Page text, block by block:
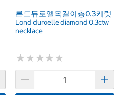
론드듀로엘목걸이총0.3캐럿
Lond duroelle diamond 0.3ctw
necklace
★★★★★
★★★★★